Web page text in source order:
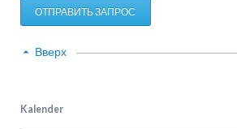
ОТПРАВИТЬ ЗАПРОС
Вверх
Kalender